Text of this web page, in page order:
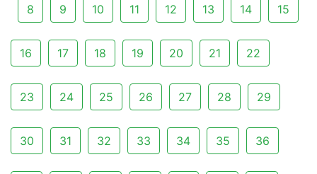
8 9 10 11 12 13 14 15
16 17 18 19 20 21 22
23 24 25 26 27 28 29
30 31 32 33 34 35 36